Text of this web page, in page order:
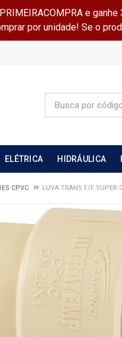
e
por unidade! Se o
ELÉTRICA HIDRÁULICA
CPVC LUVA TRANS F/F SUPER